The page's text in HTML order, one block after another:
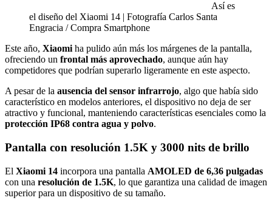
Así es
el diseño del Xiaomi 14 | Fotografía Carlos Santa
Engracia / Compra Smartphone
Este año, Xiaomi ha pulido aún más los márgenes de la pantalla,
ofreciendo un frontal más aprovechado, aunque aún hay
competidores que podrían superarlo ligeramente en este aspecto.
A pesar de la ausencia del sensor infrarrojo, algo que había sido
característico en modelos anteriores, el dispositivo no deja de ser
atractivo y funcional, manteniendo características esenciales como la
protección IP68 contra agua y polvo.
Pantalla con resolución 1.5K y 3000 nits de brillo
El Xiaomi 14 incorpora una pantalla AMOLED de 6,36 pulgadas
con una resolución de 1.5K, lo que garantiza una calidad de imagen
superior para un dispositivo de su tamaño.